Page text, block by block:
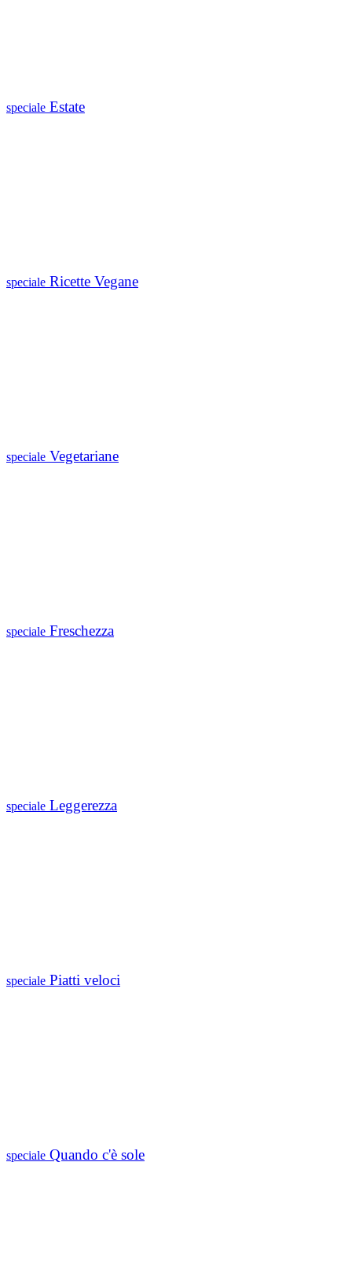
speciale Estate
speciale Ricette Vegane
speciale Vegetariane
speciale Freschezza
speciale Leggerezza
speciale Piatti veloci
speciale Quando c'è sole